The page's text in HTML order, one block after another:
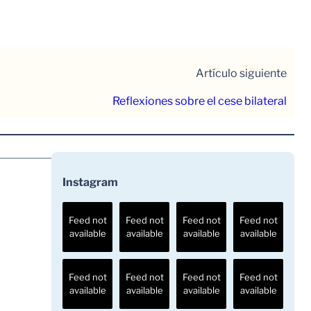
Artículo siguiente
Reflexiones sobre el cese bilateral
Instagram
Feed not
available
Feed not
available
Feed not
available
Feed not
available
Feed not
available
Feed not
available
Feed not
available
Feed not
available